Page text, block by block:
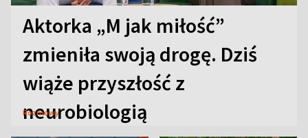
Aktorka „M jak miłość”
zmieniła swoją drogę. Dziś
wiąże przyszłość z
neurobiologią
Rozmowy